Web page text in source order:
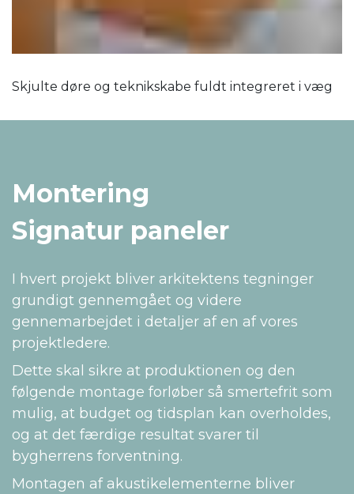
Skjulte døre og teknikskabe fuldt integreret i væg
Montering
Signatur paneler
I hvert projekt bliver arkitektens tegninger
grundigt gennemgået og videre
gennemarbejdet i detaljer af en af vores
projektledere.
Dette skal sikre at produktionen og den
følgende montage forløber så smertefrit som
mulig, at budget og tidsplan kan overholdes,
og at det færdige resultat svarer til
bygherrens forventning.
Montagen af akustikelementerne bliver